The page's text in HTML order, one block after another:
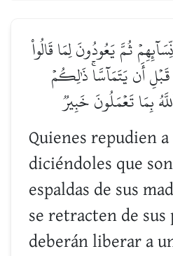
ثُمَّ يَعُودُونَ لِمَا قَالُواْ
أَن يَتَمَآسَّاۚ ذَٰلِكُمۡ
بِمَا تَعۡمَلُونَ خَبِيرٞ
Quienes repudien a
diciéndoles que
espaldas de sus
se retracten de sus
deberán liberar a